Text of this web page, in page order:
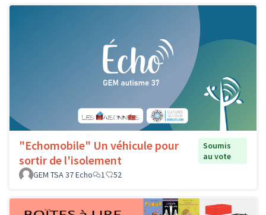
"Echomobile" Un véhicule pour
sortir de l'isolement
Soumis
au vote
GEM TSA 37 Echo
1 52